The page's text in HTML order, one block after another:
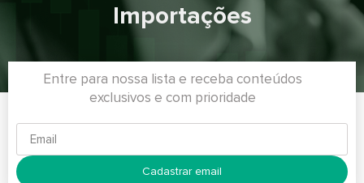
Importações
Entre para nossa lista e receba conteúdos
exclusivos e com prioridade
Cadastrar email